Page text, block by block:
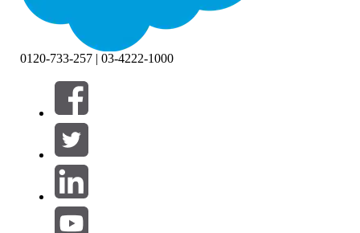
絞り込み条件 (0)
絞り込み条件を選択
製品エリア
0120-733-257 | 03-4222-1000